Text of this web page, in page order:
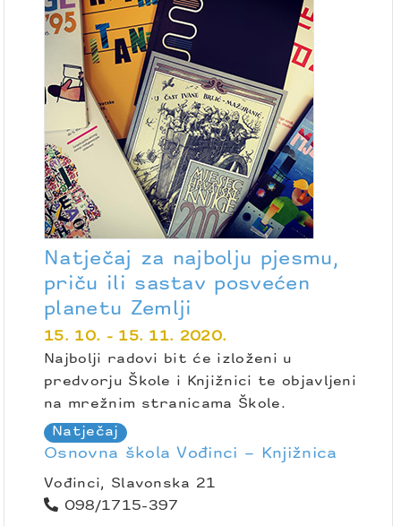
Natječaj za najbolju pjesmu,
priču ili sastav posvećen
planetu Zemlji
15. 10. - 15. 11. 2020.
Najbolji radovi bit će izloženi u
predvorju Škole i Knjižnici te objavljeni
na mrežnim stranicama Škole.
Natječaj
Osnovna škola Vođinci – Knjižnica
Vođinci, Slavonska 21
098/1715-397